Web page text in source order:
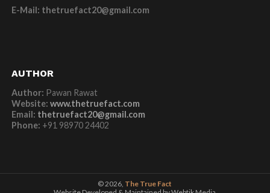
E-Mail: thetruefact20@gmail.com
AUTHOR
Author: Pawan Rawat
Website: www.thetruefact.com
Email: thetruefact20@gmail.com
Phone: +91 98970 24402
© 2026, The True Fact